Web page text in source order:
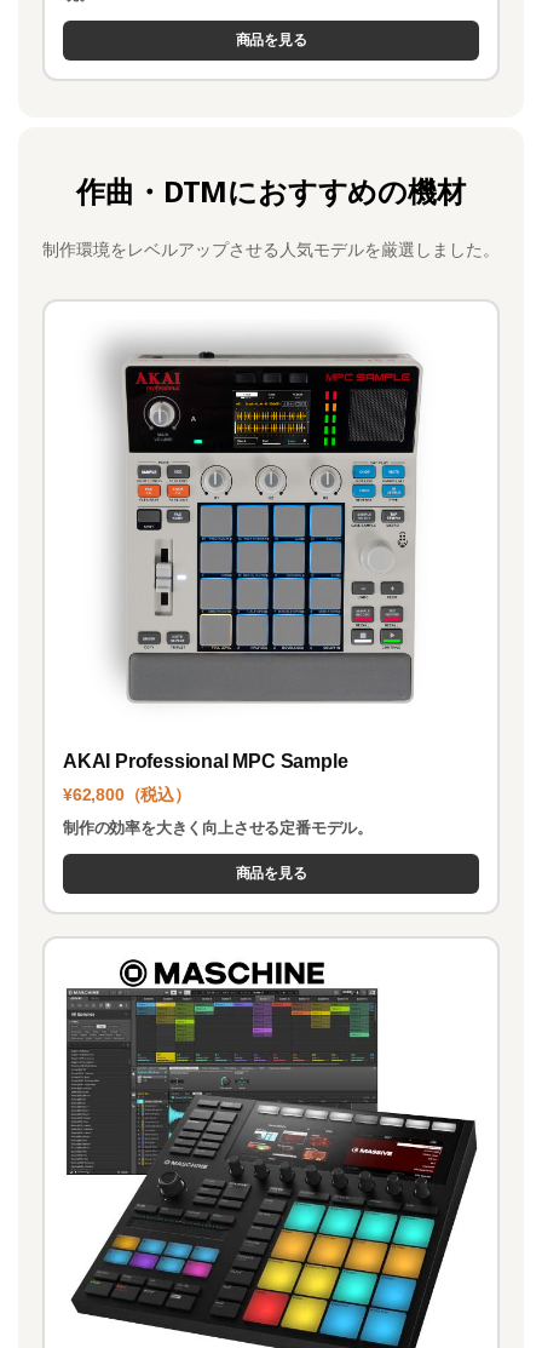
商品を見る
作曲・DTMにおすすめの機材
制作環境をレベルアップさせる人気モデルを厳選しました。
AKAI Professional MPC Sample
¥62,800（税込）
制作の効率を大きく向上させる定番モデル。
商品を見る